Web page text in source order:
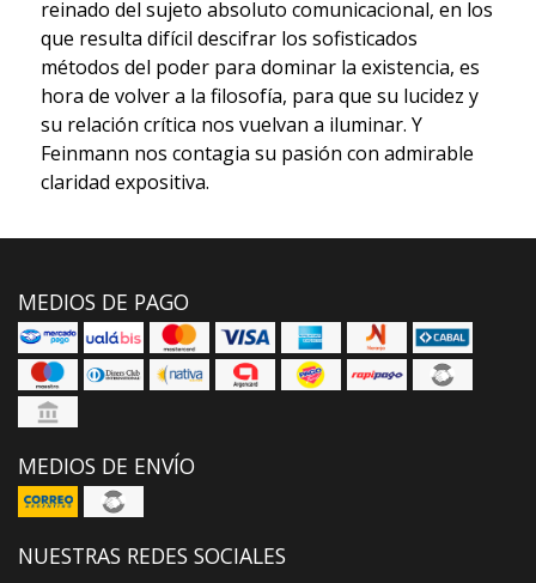
reinado del sujeto absoluto comunicacional, en los
que resulta difícil descifrar los sofisticados
métodos del poder para dominar la existencia, es
hora de volver a la filosofía, para que su lucidez y
su relación crítica nos vuelvan a iluminar. Y
Feinmann nos contagia su pasión con admirable
claridad expositiva.
MEDIOS DE PAGO
MEDIOS DE ENVÍO
NUESTRAS REDES SOCIALES